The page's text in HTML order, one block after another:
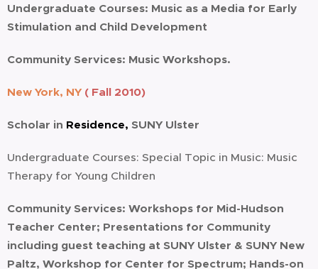
Undergraduate Courses: Music as a Media for Early
Stimulation and Child Development
Community Services: Music Workshops.
New York, NY ( Fall 2010)
Scholar in Residence, SUNY Ulster
Undergraduate Courses: Special Topic in Music: Music
Therapy for Young Children
Community Services: Workshops for Mid-Hudson
Teacher Center; Presentations for Community
including guest teaching at SUNY Ulster & SUNY New
Paltz, Workshop for Center for Spectrum; Hands-on